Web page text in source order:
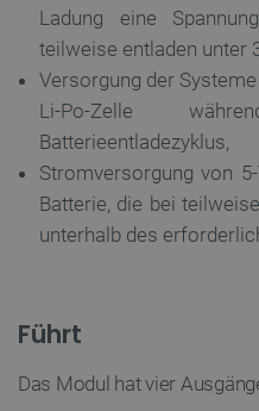
Ladung eine
teilweise entladen unter
Versorgung der
Li-Po-Zelle
Batterieentladezyklus,
Stromversorgung von
Batterie, die bei
unterhalb des
Führt
Das Modul hat vier